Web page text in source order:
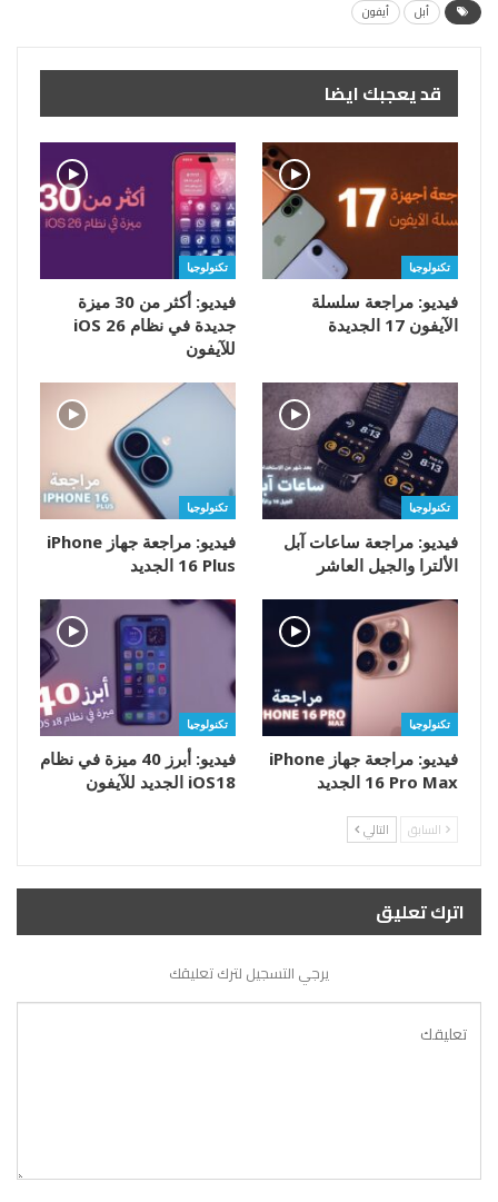
أبل أيفون
قد يعجبك ايضا
تكنولوجيا
فيديو: مراجعة سلسلة
الآيفون 17 الجديدة
تكنولوجيا
فيديو: أكثر من 30 ميزة
جديدة في نظام iOS 26
للآيفون
تكنولوجيا
فيديو: مراجعة ساعات آبل
الألترا والجيل العاشر
تكنولوجيا
فيديو: مراجعة جهاز iPhone
16 Plus الجديد
تكنولوجيا
فيديو: مراجعة جهاز iPhone
16 Pro Max الجديد
تكنولوجيا
فيديو: أبرز 40 ميزة في نظام
iOS18 الجديد للآيفون
السابق التالي
اترك تعليق
يرجي التسجيل لترك تعليقك